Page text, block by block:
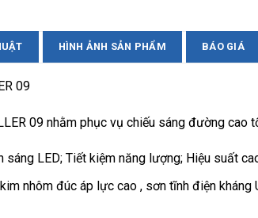
HÌNH ẢNH SẢN PHẨM BÁO GIÁ
09
09 nhằm phục vụ chiếu sáng đường cao
LED; Tiết kiệm năng lượng; Hiệu suất
nhôm đúc áp lực cao , sơn tĩnh điện kháng